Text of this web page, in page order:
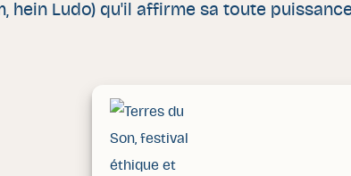
hein Ludo) qu'il affirme sa toute